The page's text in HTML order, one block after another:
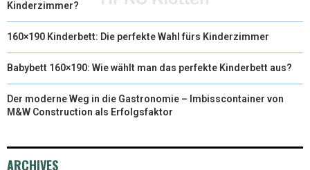
Kinderzimmer?
160×190 Kinderbett: Die perfekte Wahl fürs Kinderzimmer
Babybett 160×190: Wie wählt man das perfekte Kinderbett aus?
Der moderne Weg in die Gastronomie – Imbisscontainer von
M&W Construction als Erfolgsfaktor
ARCHIVES